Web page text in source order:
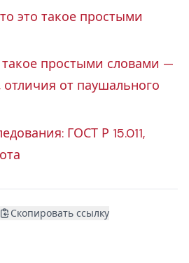
это такое простыми
такое простыми словами —
от паушального
ГОСТ Р 15.011,
Скопировать ссылку